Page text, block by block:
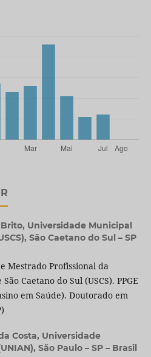
Universidade Municipal
São Caetano do Sul – SP
Mestrado Profissional da
Caetano do Sul (USCS). PPGE
em Saúde). Doutorado em
Costa, Universidade
São Paulo – SP – Brasil